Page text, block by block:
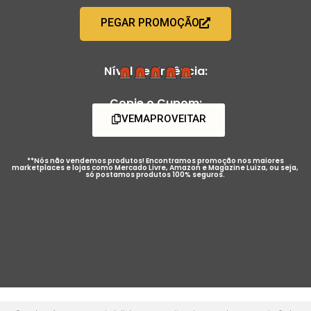
PEGAR PROMOÇÃO
Nível de Urgência:
Copie o Cupom:
VEMAPROVEITAR
**Nós não vendemos produtos! Encontramos promoção nos maiores
marketplaces e lojas como Mercado Livre, Amazon e Magazine Luiza, ou seja,
só postamos produtos 100% seguros.